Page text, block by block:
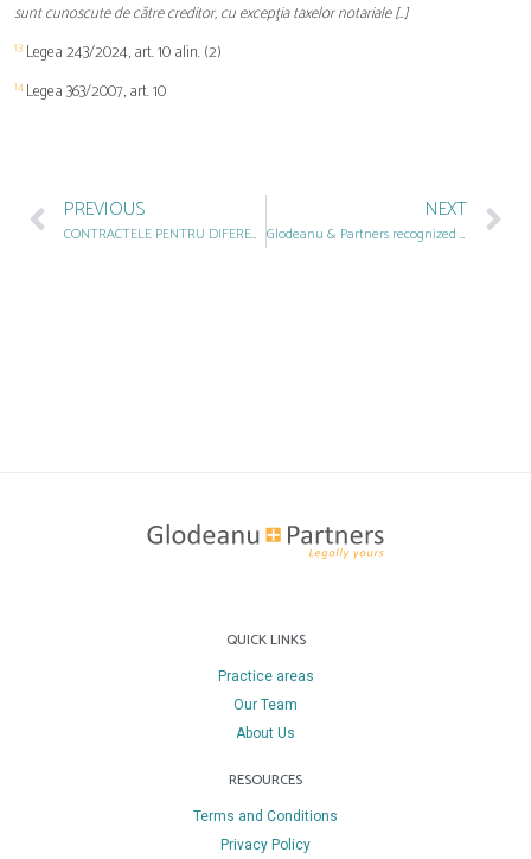
sunt cunoscute de către creditor, cu excepţia taxelor notariale […]
13 Legea 243/2024, art. 10 alin. (2)
14Legea 363/2007, art. 10
PREVIOUS
CONTRACTELE PENTRU DIFERENȚĂ: PROVOCĂRILE PRIMEI LICITAȚII CfD
NEXT
Glodeanu & Partners recognized by IFLR1000 for excellent achievements in M&A and Project Development fields
QUICK LINKS
Practice areas
Our Team
About Us
RESOURCES
Terms and Conditions
Privacy Policy